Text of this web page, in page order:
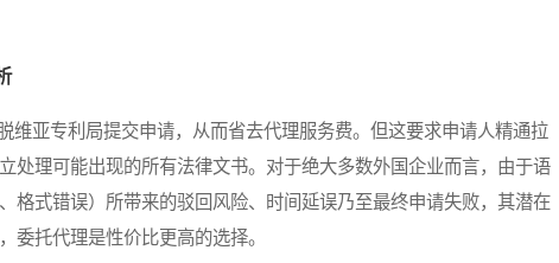
亚专利局提交申请，从而省去代理服务费。但这要求申请人精通拉
处理可能出现的所有法律文书。对于绝大多数外国企业而言，由于语
格式错误）所带来的驳回风险、时间延误乃至最终申请失败，其潜在
委托代理是性价比更高的选择。